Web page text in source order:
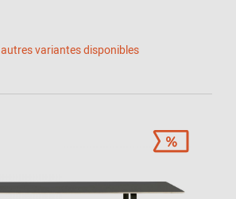
autres variantes disponibles